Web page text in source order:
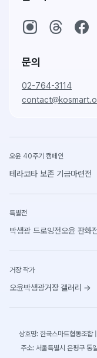
문의
02-764-3114
오윤 40주기 캠페인
테라코타 보존 기금마련전
특별전
박생광 드로잉전오윤 판화
거장 작가
오윤박생광거장 갤러리 →
상호명: 한국스마트협동조
주소: 서울특별시 은평구